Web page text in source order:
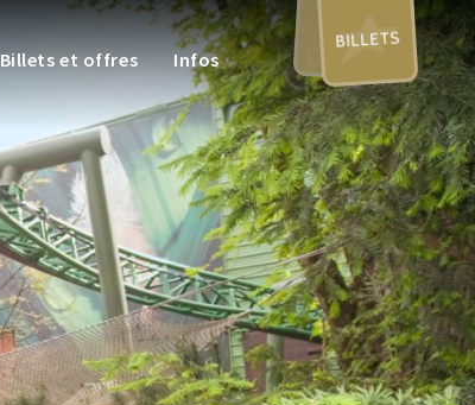
Billets et offres Infos
BILLETS